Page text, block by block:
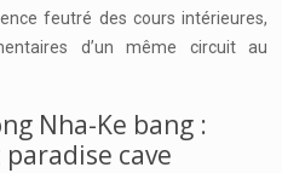
feutré des cours intérieures,
d’un même circuit au
Nha-Ke bang :
cave